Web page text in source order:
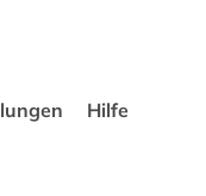
Hilfe